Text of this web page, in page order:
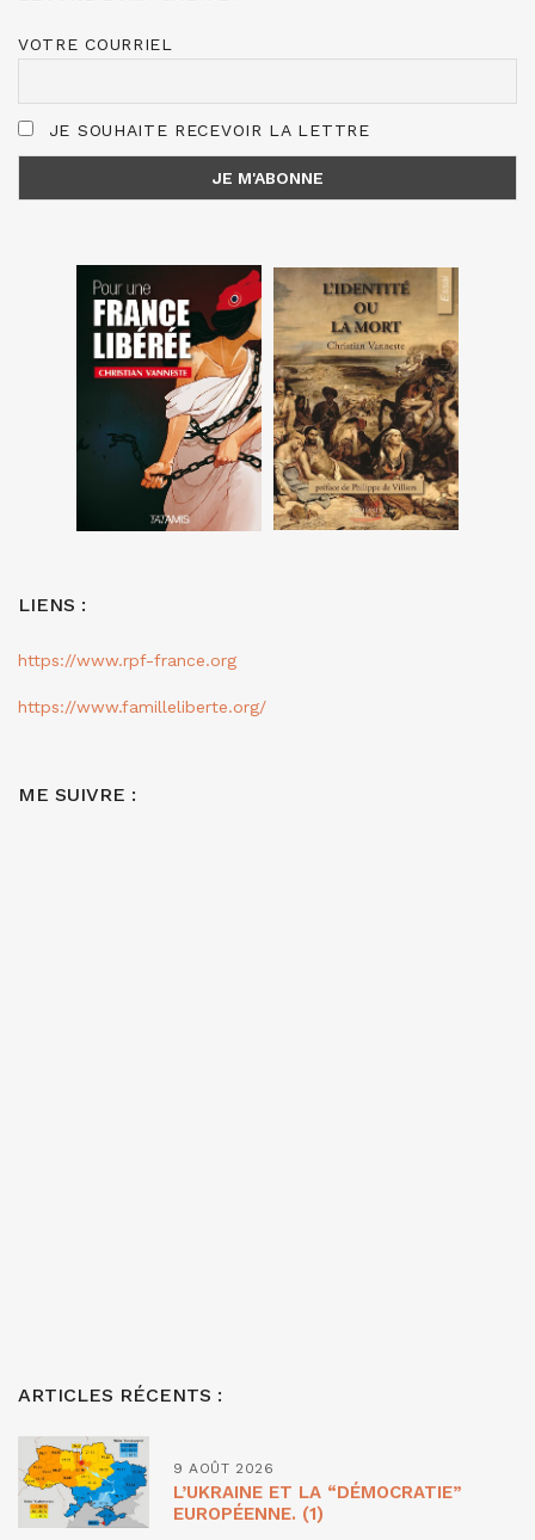
VOTRE COURRIEL
JE SOUHAITE RECEVOIR LA LETTRE
LIENS :
https://www.rpf-france.org
https://www.familleliberte.org/
ME SUIVRE :
ARTICLES RÉCENTS :
9 AOÛT 2026
L’UKRAINE ET LA “DÉMOCRATIE”
EUROPÉENNE. (1)